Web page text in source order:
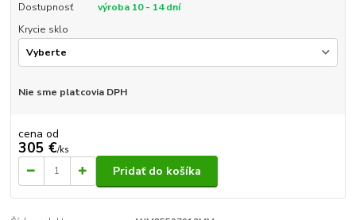
Dostupnosť
výroba 10 - 14 dní
Krycie sklo
Nie sme platcovia DPH
cena od
305 €/ks
Pridať do košíka